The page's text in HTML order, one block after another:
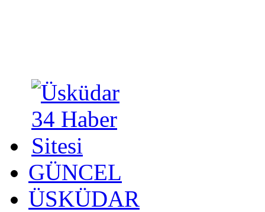
GÜNCEL
ÜSKÜDAR